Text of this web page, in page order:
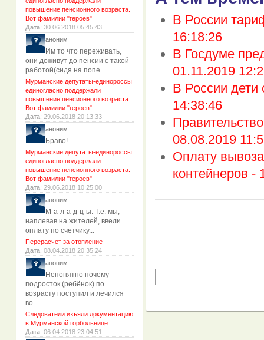
В России
16:18:26
В Госдуме
01.11.2019
В России дети
14:38:46
08.08.2019
Оплату
контейнеров -
повышение пенсионного возраста.
Вот фамилии "героев"
Дата: 30.06.2018 05:45:43
аноним
Им то что переживать,
они доживут до пенсии с такой
работой(сидя на попе...
Мурманские депутаты-единороссы
единогласно поддержали
повышение пенсионного возраста.
Вот фамилии "героев"
Дата: 29.06.2018 20:13:33
аноним
Браво!...
Мурманские депутаты-единороссы
единогласно поддержали
повышение пенсионного возраста.
Вот фамилии "героев"
Дата: 29.06.2018 10:25:00
аноним
М-а-л-а-д-ц-ы. Т.е. мы,
наплевав на жителей, ввели
оплату по счетчику...
Перерасчет за отопление
Дата: 08.04.2018 20:35:24
аноним
Непонятно почему
подросток (ребёнок) по
возрасту поступил и лечился
во...
Следователи изъяли документацию
в Мурманской горбольнице
Дата: 06.04.2018 23:04:51